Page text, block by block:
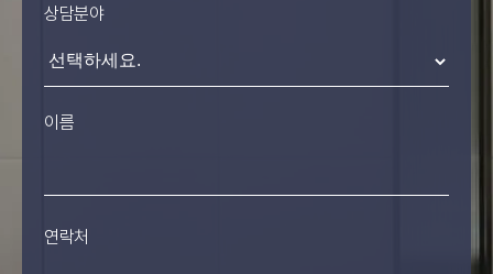
상담분야
이름
연락처